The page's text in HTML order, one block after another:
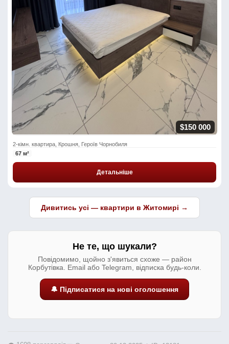
$150 000
2-кімн. квартира, Крошня, Героїв Чорнобиля
67 м²
Детальніше
Дивитись усі — квартири в Житомирі →
Не те, що шукали?
Повідомимо, щойно з'явиться схоже — район
Корбутівка. Email або Telegram, відписка будь-коли.
🔔 Підписатися на нові оголошення